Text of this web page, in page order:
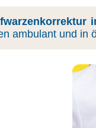
ambulant und in